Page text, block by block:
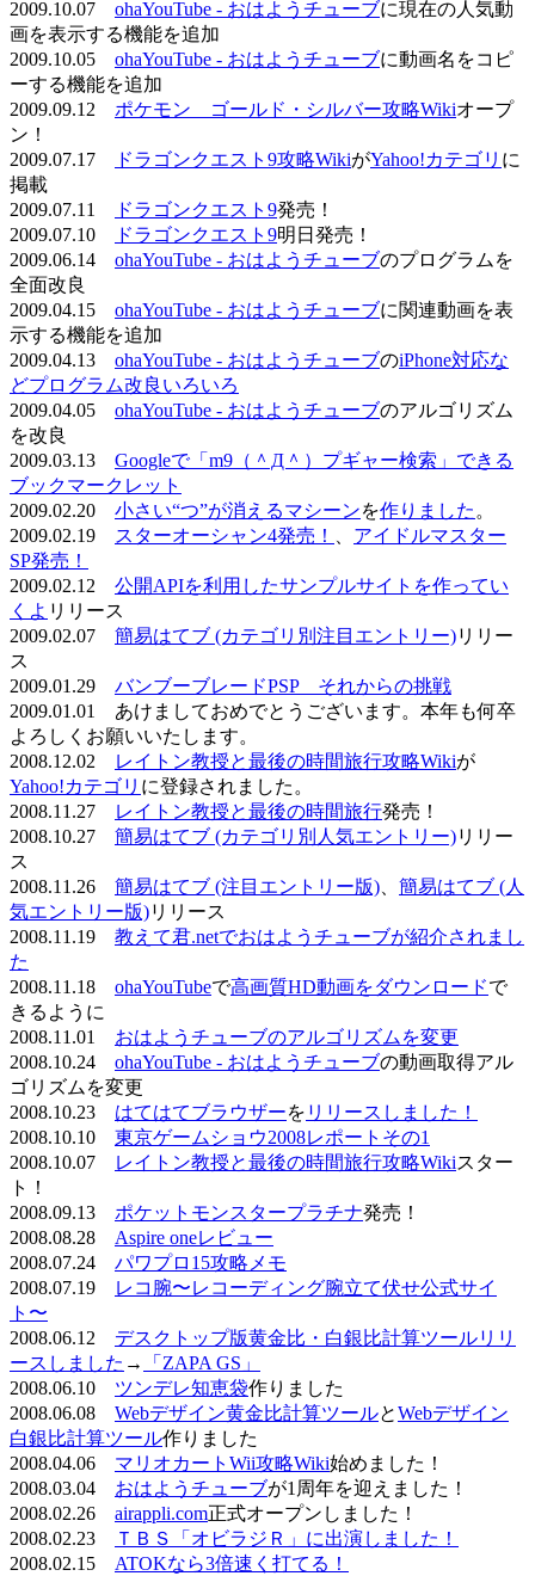
2009.10.07 ohaYouTube - おはようチューブに現在の人気動
画を表示する機能を追加
2009.10.05 ohaYouTube - おはようチューブに動画名をコピ
ーする機能を追加
2009.09.12 ポケモン ゴールド・シルバー攻略Wikiオープ
ン！
2009.07.17
ドラゴンクエスト9攻略WikiがYahoo!カテゴリ に
掲載
2009.07.11
ドラゴンクエスト9発売！
2009.07.10
ドラゴンクエスト9明日発売！
2009.06.14 ohaYouTube - おはようチューブのプログラムを
全面改良
2009.04.15 ohaYouTube - おはようチューブに関連動画を表
示する機能を追加
2009.04.13 ohaYouTube - おはようチューブのiPhone対応な
どプログラム改良いろいろ
2009.04.05 ohaYouTube - おはようチューブのアルゴリズム
を改良
2009.03.13 Googleで「m9（＾Д＾）プギャー検索」できる
ブックマークレット
2009.02.20 小さい“つ”が消えるマシーンを作りました 。
2009.02.19
スターオーシャン4発売！
アイドルマスター
SP発売！
2009.02.12 公開APIを利用したサンプルサイトを作ってい
くよ リリース
2009.02.07 簡易はてブ (カテゴリ別注目エントリー)リリー
ス
2009.01.29 バンブーブレードPSP それからの挑戦
2009.01.01 あけましておめでとうございます。本年も何卒
よろしくお願いいたします。
2008.12.02
レイトン教授と最後の時間旅行攻略Wikiが
Yahoo!カテゴリ に登録されました。
2008.11.27
レイトン教授と最後の時間旅行発売！
2008.10.27 簡易はてブ (カテゴリ別人気エントリー)リリー
ス
2008.11.26 簡易はてブ (注目エントリー版)
簡易はてブ (人
気エントリー版)リリース
2008.11.19 教えて君.netでおはようチューブが紹介されまし
た
2008.11.18 ohaYouTubeで高画質HD動画をダウンロードで
きるように
2008.11.01 おはようチューブのアルゴリズムを変更
2008.10.24 ohaYouTube - おはようチューブの動画取得アル
ゴリズムを変更
2008.10.23 はてはてブラウザーを リリースしました！
2008.10.10 東京ゲームショウ2008レポートその1
2008.10.07
レイトン教授と最後の時間旅行攻略Wikiスター
ト！
2008.09.13 ポケットモンスタープラチナ発売！
2008.08.28 Aspire oneレビュー
2008.07.24 パワプロ15攻略メモ
2008.07.19
レコ腕〜レコーディング腕立て伏せ公式サイ
ト〜
2008.06.12 デスクトップ版黄金比・白銀比計算ツールリリ
ースしました →
「ZAPA GS」
2008.06.10 ツンデレ知恵袋作りました
2008.06.08 Webデザイン黄金比計算ツールとWebデザイン
白銀比計算ツール作りました
2008.04.06 マリオカートWii攻略Wiki始めました！
2008.03.04 おはようチューブが1周年を迎えました！
2008.02.26 airappli.com正式オープンしました！
2008.02.23
ＴＢＳ「オビラジＲ」に出演しました！
2008.02.15 ATOKなら3倍速く打てる！